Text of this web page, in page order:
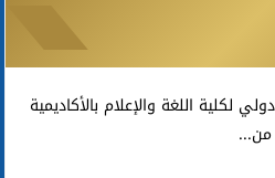
لكلية اللغة والإعلام بالأكاديمية
من...